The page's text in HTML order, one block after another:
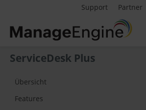
Support Partner
ServiceDesk Plus
Übersicht
Features